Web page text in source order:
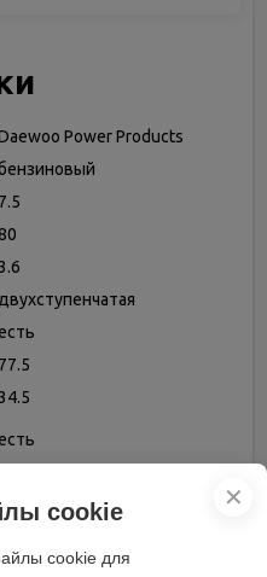
Power Products
7.5
двухступенчатая
77.5
✕
cookie
cookie для